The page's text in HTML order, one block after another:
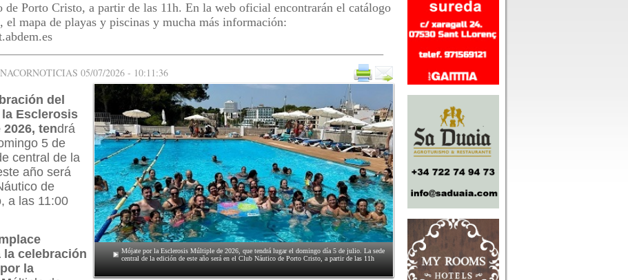
de Porto Cristo, a partir de las 11h. En la web oficial encontrarán el catálogo
el mapa de playas y piscinas y mucha más información:
05/07/2026 - 10:11:36
Mójate por la Esclerosis Múltiple de 2026, que tendrá lugar el domingo día 5 de julio. La sede
central de la edición de este año será en el Club Náutico de Porto Cristo, a partir de las 11h
del
Esclerosis
tendrá
5 de
central de la
año será
de
a las 11:00
la celebración
la